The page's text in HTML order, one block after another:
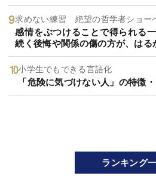
求めない練習 絶望の哲学者ショー
感情をぶつけることで得られる
続く後悔や関係の傷の方が、はる
小学生でもできる言語化
「危険に気づけない人」の特徴
ランキング